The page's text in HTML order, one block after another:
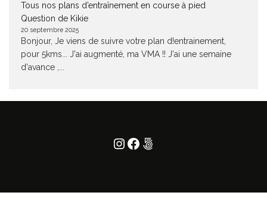
Tous nos plans d’entraînement en course à pied
Question de Kikie
20 septembre 2025
Bonjour, Je viens de suivre votre plan d!entrainement,
pour 5kms... J'ai augmenté, ma VMA !! J'ai une semaine
d'avance ,...
Instagram
Facebook
500px